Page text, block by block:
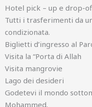
Hotel pick – up e drop-
Tutti i trasferimenti da
condizionata.
Biglietti d’ingresso al
Visita la “Porta di Allah
Visita mangrovie
Lago dei desideri
Godetevi il mondo
Mohammed.